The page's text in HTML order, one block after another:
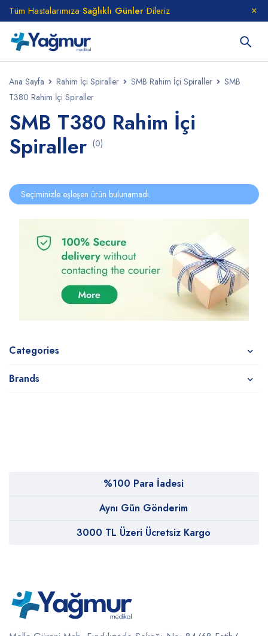
Tüm Hastalarımıza Sağlıklı Günler Dileriz
Ana Sayfa Rahim İçi Spiraller SMB Rahim İçi Spiraller
SMB
T380 Rahim İçi Spiraller
SMB T380 Rahim İçi
Spiraller (0)
Categories
Brands
Seçiminizle eşleşen ürün bulunamadı.
%100 Para İadesi
Aynı Gün Gönderim
3000 TL Üzeri Ücretsiz Kargo